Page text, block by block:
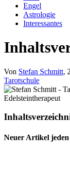
Engel
Astrologie
Interessantes
Von Stefan Schmitt,
Tarotschule
Neuer Artikel